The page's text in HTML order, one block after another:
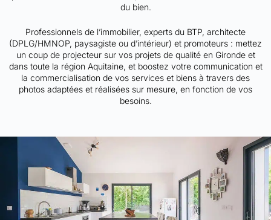
du bien.
Professionnels de l’immobilier, experts du BTP, architecte
(DPLG/HMNOP, paysagiste ou d’intérieur) et promoteurs : mettez
un coup de projecteur sur vos projets de qualité en Gironde et
dans toute la région Aquitaine, et boostez votre communication et
la commercialisation de vos services et biens à travers des
photos adaptées et réalisées sur mesure, en fonction de vos
besoins.